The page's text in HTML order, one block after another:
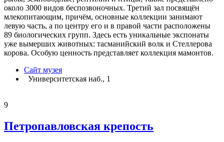
около 3000 видов беспозвоночных. Третий зал посвящён
млекопитающим, причём, основные коллекции занимают
левую часть, а по центру его и в правой части расположены
89 биологических групп. Здесь есть уникальные экспонаты
уже вымерших животных: тасманийский волк и Стеллерова
корова. Особую ценность представляет коллекция мамонтов.
Сайт музея
Университетская наб., 1
9
Петропавловская крепость